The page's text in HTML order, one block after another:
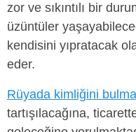
zor ve sıkıntılı bir
üzüntüler
kendisini yıpratacak
eder.
Rüyada kimliğini
tartışılacağına,